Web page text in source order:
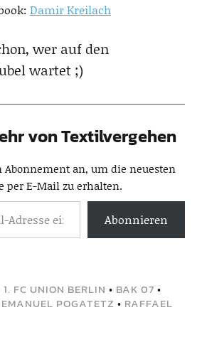
Damir Kreilach
wer auf den
wartet ;)
von Textilvergehen
an, um die neuesten
per E-Mail zu erhalten.
Abonnieren
1. FC UNION BERLIN • BAK 07 •
EMANUEL POGATETZ • RAFFAEL